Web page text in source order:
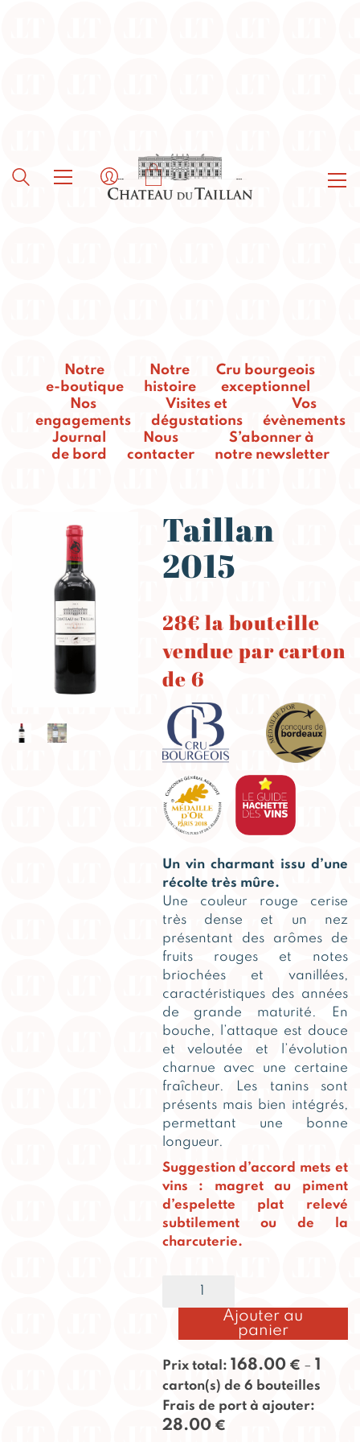
Notre
e-boutique
Notre
histoire
Cru bourgeois
exceptionnel
Nos
engagements
Visites et
dégustations
Vos
évènements
Journal
de bord
Nous
contacter
S’abonner à
notre newsletter
Taillan
2015
28€ la bouteille
vendue par carton
de 6
Un vin charmant issu d’une
récolte très mûre.
Une couleur rouge cerise
très dense et un nez
présentant des arômes de
fruits rouges et notes
briochées et vanillées,
caractéristiques des années
de grande maturité. En
bouche, l’attaque est douce
et veloutée et l’évolution
charnue avec une certaine
fraîcheur. Les tanins sont
présents mais bien intégrés,
permettant une bonne
longueur.
Suggestion d’accord mets et
vins : magret au piment
d’espelette plat relevé
subtilement ou de la
charcuterie.
quantité
Ajouter au
panier
Prix total: 168.00€ – 1
carton(s) de 6 bouteilles
Frais de port à ajouter:
28.00€